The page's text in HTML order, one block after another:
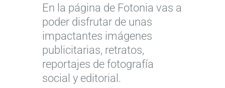
En la página de Fotonia vas a
poder disfrutar de unas
impactantes imágenes
publicitarias, retratos,
reportajes de fotografía
social y editorial.